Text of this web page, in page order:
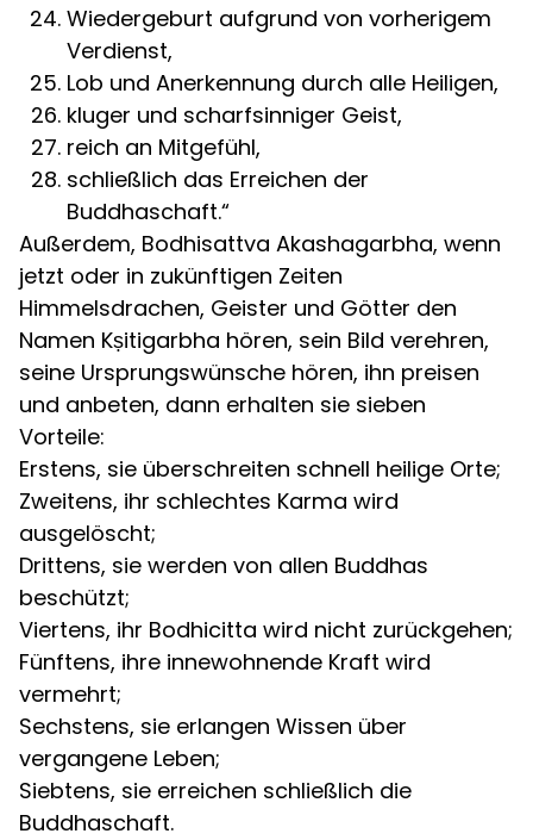
Wiedergeburt aufgrund von vorherigem
Verdienst,
Lob und Anerkennung durch alle Heiligen,
kluger und scharfsinniger Geist,
reich an Mitgefühl,
schließlich das Erreichen der
Buddhaschaft.“
Außerdem, Bodhisattva Akashagarbha, wenn
jetzt oder in zukünftigen Zeiten
Himmelsdrachen, Geister und Götter den
Namen Kṣitigarbha hören, sein Bild verehren,
seine Ursprungswünsche hören, ihn preisen
und anbeten, dann erhalten sie sieben
Vorteile:
Erstens, sie überschreiten schnell heilige Orte;
Zweitens, ihr schlechtes Karma wird
ausgelöscht;
Drittens, sie werden von allen Buddhas
beschützt;
Viertens, ihr Bodhicitta wird nicht zurückgehen;
Fünftens, ihre innewohnende Kraft wird
vermehrt;
Sechstens, sie erlangen Wissen über
vergangene Leben;
Siebtens, sie erreichen schließlich die
Buddhaschaft.